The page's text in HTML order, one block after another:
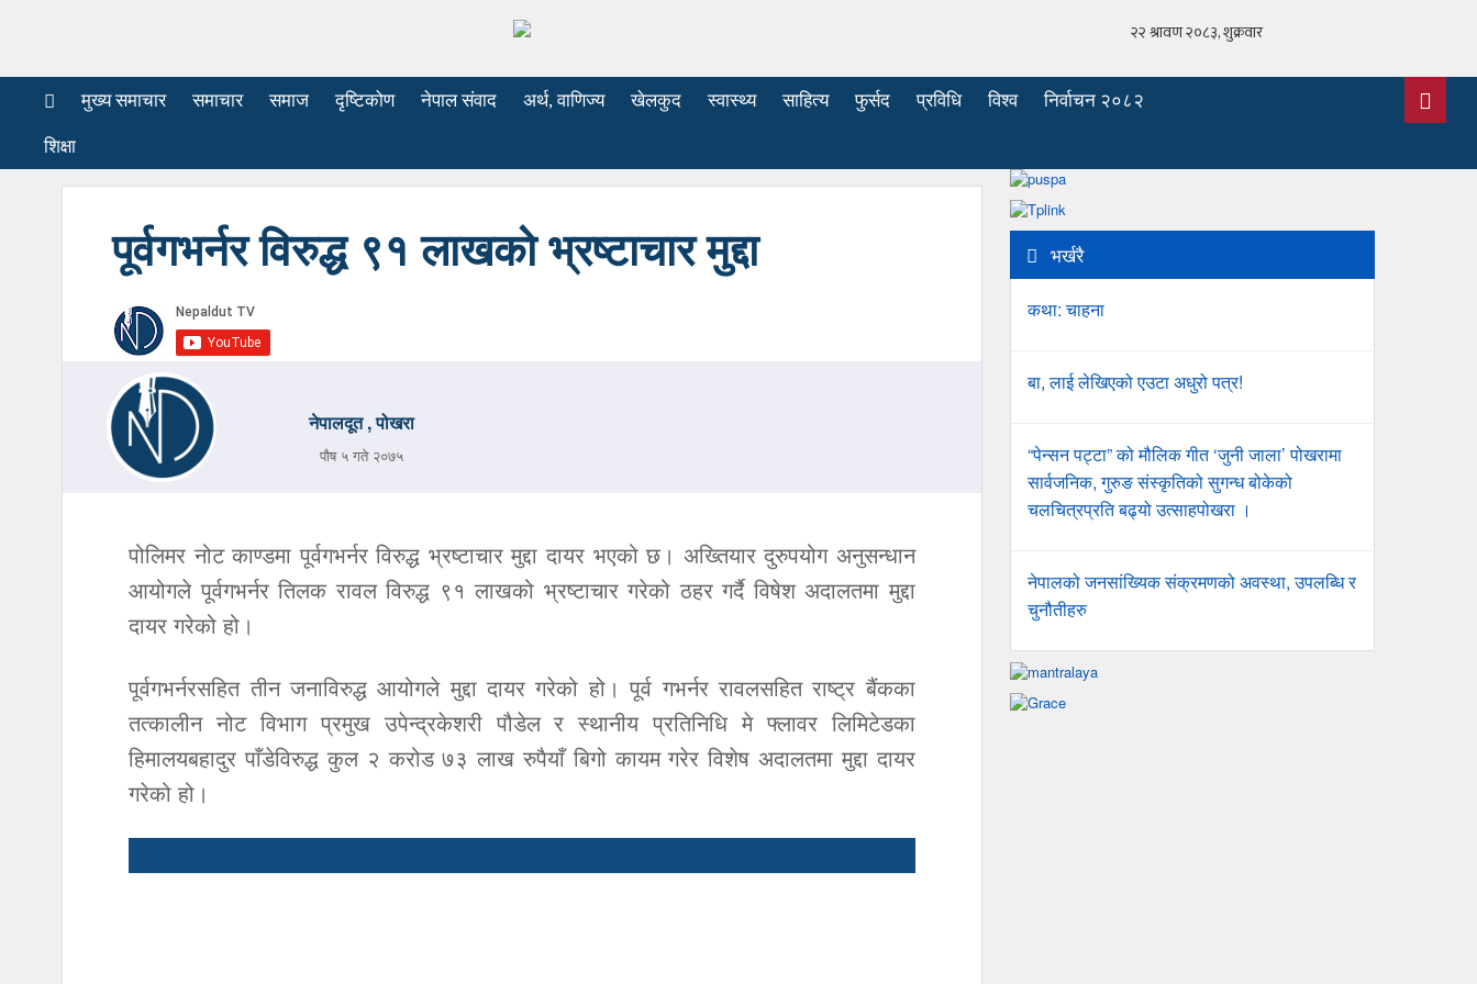
मुख्य समाचार समाचार समाज दृष्टिकोण नेपाल संवाद अर्थ, वाणिज्य खेलकुद स्वास्थ्य साहित्य फुर्सद प्रविधि विश्व निर्वाचन २०८२
शिक्षा
पूर्वगभर्नर विरुद्ध ९१ लाखको भ्रष्टाचार मुद्दा
नेपालदूत , पोखरा
पौष ५ गते २०७५
पोलिमर नोट काण्डमा पूर्वगभर्नर विरुद्ध भ्रष्टाचार मुद्दा दायर भएको छ। अख्तियार दुरुपयोग अनुसन्धान
आयोगले पूर्वगभर्नर तिलक रावल विरुद्ध ९१ लाखको भ्रष्टाचार गरेको ठहर गर्दै विषेश अदालतमा मुद्दा
दायर गरेको हो।
पूर्वगभर्नरसहित तीन जनाविरुद्ध आयोगले मुद्दा दायर गरेको हो। पूर्व गभर्नर रावलसहित राष्ट्र बैंकका
तत्कालीन नोट विभाग प्रमुख उपेन्द्रकेशरी पौडेल र स्थानीय प्रतिनिधि मे फ्लावर लिमिटेडका
हिमालयबहादुर पाँडेविरुद्ध कुल २ करोड ७३ लाख रुपैयाँ बिगो कायम गरेर विशेष अदालतमा मुद्दा दायर
गरेको हो।
भर्खरै
कथा: चाहना
बा, लाई लेखिएको एउटा अधुरो पत्र!
“पेन्सन पट्टा” को मौलिक गीत ‘जुनी जाला’ पोखरामा
सार्वजनिक, गुरुङ संस्कृतिको सुगन्ध बोकेको
चलचित्रप्रति बढ्यो उत्साहपोखरा ।
नेपालको जनसांख्यिक संक्रमणको अवस्था, उपलब्धि र
चुनौतीहरु